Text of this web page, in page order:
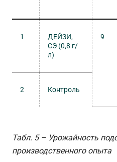
1
ДЕЙЗИ,
СЭ (0,8 г/
л)
9
2 Контроль
Табл. 5 – Урожайность
производственного опыта